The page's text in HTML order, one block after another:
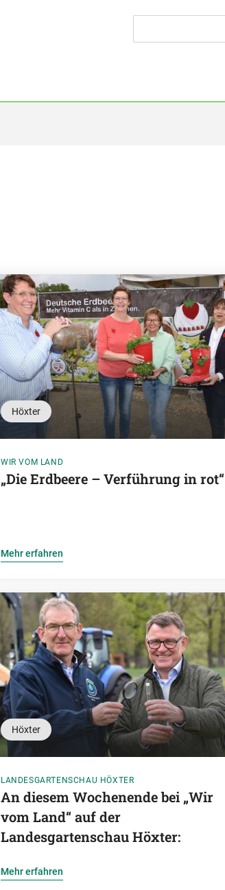
Höxter
WIR VOM LAND
„Die Erdbeere – Verführung in rot“
Mehr erfahren
Höxter
LANDESGARTENSCHAU HÖXTER
An diesem Wochenende bei „Wir
vom Land“ auf der
Landesgartenschau Höxter:
Mehr erfahren